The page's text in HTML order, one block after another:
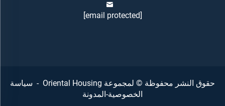
[email protected]
حقوق النشر محفوظة © لمجموعة Oriental Housing -
سياسة
الخصوصية-المدونة